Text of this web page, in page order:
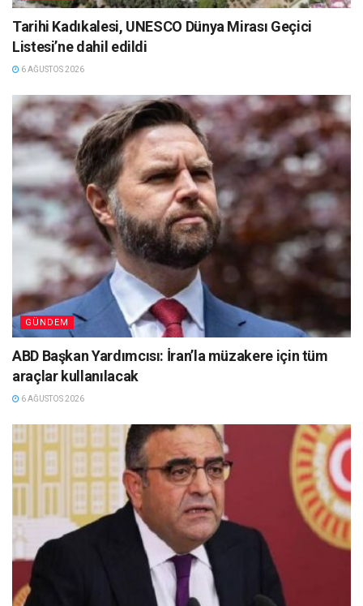
Tarihi Kadıkalesi, UNESCO Dünya Mirası Geçici
Listesi’ne dahil edildi
6 AĞUSTOS 2026
GÜNDEM
ABD Başkan Yardımcısı: İran’la müzakere için tüm
araçlar kullanılacak
6 AĞUSTOS 2026